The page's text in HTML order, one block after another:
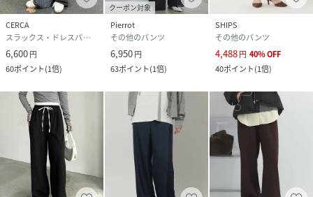
CERCA
スラックス・ドレスパンツ
6,600円
60ポイント(1倍)
クーポン対象
Pierrot
その他のパンツ
6,950円
63ポイント(1倍)
SHIPS
その他のパンツ
4,488円 40%OFF
40ポイント(1倍)